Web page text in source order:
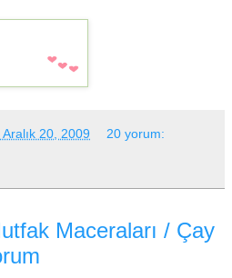
Aralık 20, 2009 20 yorum:
Maceraları / Çay